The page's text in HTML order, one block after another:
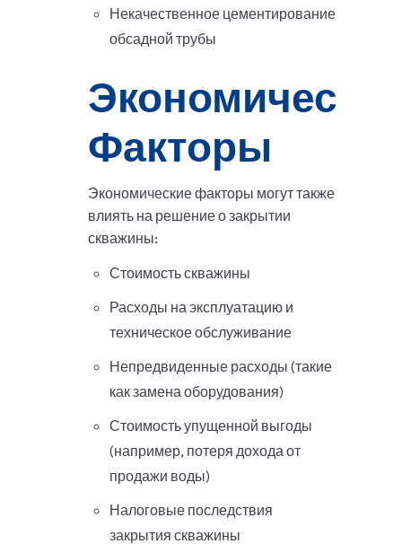
Некачественное цементирование
обсадной трубы
Факторы
Экономические факторы могут также
влиять на решение о закрытии
скважины:
Стоимость скважины
Расходы на эксплуатацию и
техническое обслуживание
Непредвиденные расходы (такие
как замена оборудования)
Стоимость упущенной выгоды
(например, потеря дохода от
продажи воды)
Налоговые последствия
закрытия скважины